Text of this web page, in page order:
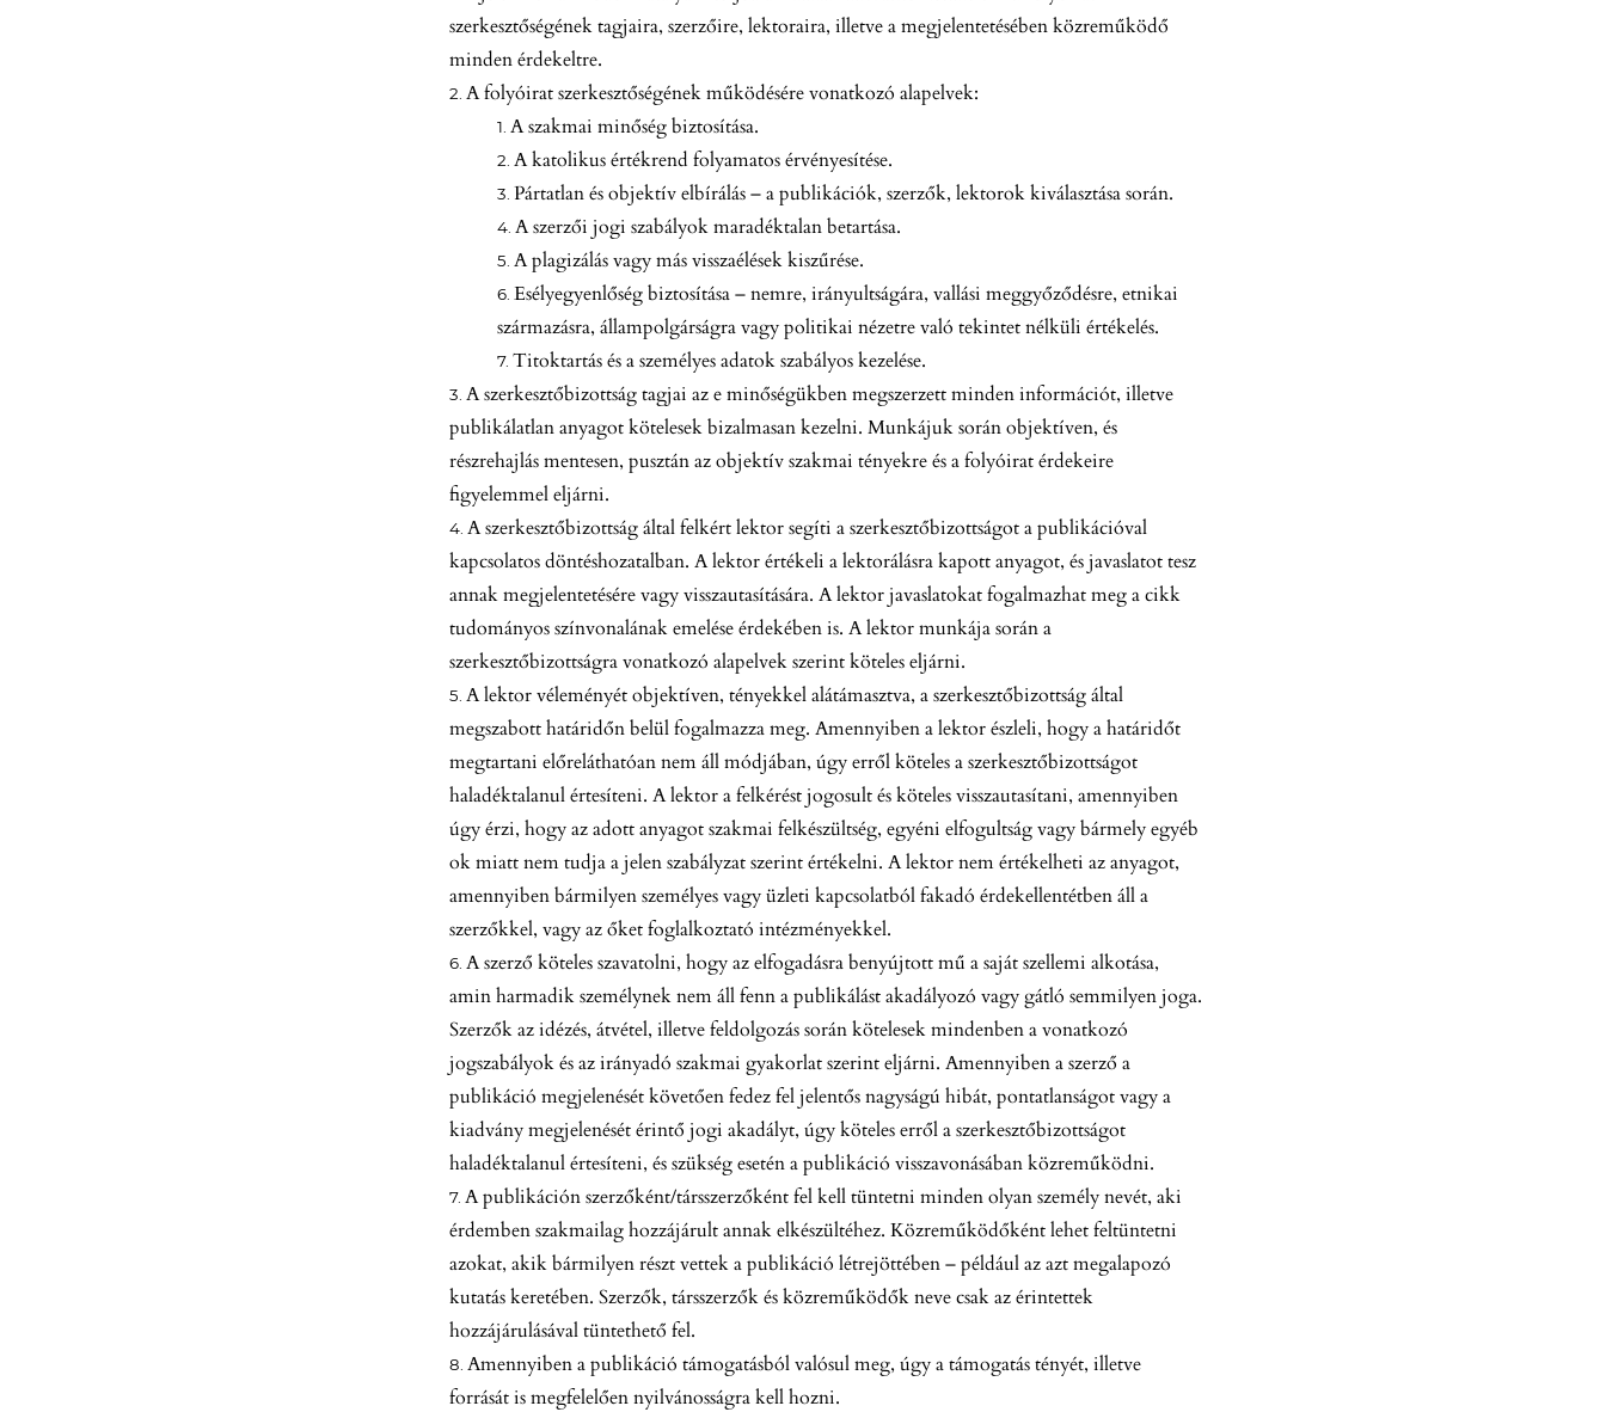
szerkesztőségének tagjaira, szerzőire, lektoraira, illetve a megjelentetésében közreműködő
minden érdekeltre.
A folyóirat szerkesztőségének működésére vonatkozó alapelvek:
A szakmai minőség biztosítása.
A katolikus értékrend folyamatos érvényesítése.
Pártatlan és objektív elbírálás – a publikációk, szerzők, lektorok kiválasztása során.
A szerzői jogi szabályok maradéktalan betartása.
A plagizálás vagy más visszaélések kiszűrése.
Esélyegyenlőség biztosítása – nemre, irányultságára, vallási meggyőződésre, etnikai
származásra, állampolgárságra vagy politikai nézetre való tekintet nélküli értékelés.
Titoktartás és a személyes adatok szabályos kezelése.
A szerkesztőbizottság tagjai az e minőségükben megszerzett minden információt, illetve
publikálatlan anyagot kötelesek bizalmasan kezelni. Munkájuk során objektíven, és
részrehajlás mentesen, pusztán az objektív szakmai tényekre és a folyóirat érdekeire
figyelemmel eljárni.
A szerkesztőbizottság által felkért lektor segíti a szerkesztőbizottságot a publikációval
kapcsolatos döntéshozatalban. A lektor értékeli a lektorálásra kapott anyagot, és javaslatot tesz
annak megjelentetésére vagy visszautasítására. A lektor javaslatokat fogalmazhat meg a cikk
tudományos színvonalának emelése érdekében is. A lektor munkája során a
szerkesztőbizottságra vonatkozó alapelvek szerint köteles eljárni.
A lektor véleményét objektíven, tényekkel alátámasztva, a szerkesztőbizottság által
megszabott határidőn belül fogalmazza meg. Amennyiben a lektor észleli, hogy a határidőt
megtartani előreláthatóan nem áll módjában, úgy erről köteles a szerkesztőbizottságot
haladéktalanul értesíteni. A lektor a felkérést jogosult és köteles visszautasítani, amennyiben
úgy érzi, hogy az adott anyagot szakmai felkészültség, egyéni elfogultság vagy bármely egyéb
ok miatt nem tudja a jelen szabályzat szerint értékelni. A lektor nem értékelheti az anyagot,
amennyiben bármilyen személyes vagy üzleti kapcsolatból fakadó érdekellentétben áll a
szerzőkkel, vagy az őket foglalkoztató intézményekkel.
A szerző köteles szavatolni, hogy az elfogadásra benyújtott mű a saját szellemi alkotása,
amin harmadik személynek nem áll fenn a publikálást akadályozó vagy gátló semmilyen joga.
Szerzők az idézés, átvétel, illetve feldolgozás során kötelesek mindenben a vonatkozó
jogszabályok és az irányadó szakmai gyakorlat szerint eljárni. Amennyiben a szerző a
publikáció megjelenését követően fedez fel jelentős nagyságú hibát, pontatlanságot vagy a
kiadvány megjelenését érintő jogi akadályt, úgy köteles erről a szerkesztőbizottságot
haladéktalanul értesíteni, és szükség esetén a publikáció visszavonásában közreműködni.
A publikáción szerzőként/társszerzőként fel kell tüntetni minden olyan személy nevét, aki
érdemben szakmailag hozzájárult annak elkészültéhez. Közreműködőként lehet feltüntetni
azokat, akik bármilyen részt vettek a publikáció létrejöttében – például az azt megalapozó
kutatás keretében. Szerzők, társszerzők és közreműködők neve csak az érintettek
hozzájárulásával tüntethető fel.
Amennyiben a publikáció támogatásból valósul meg, úgy a támogatás tényét, illetve
forrását is megfelelően nyilvánosságra kell hozni.